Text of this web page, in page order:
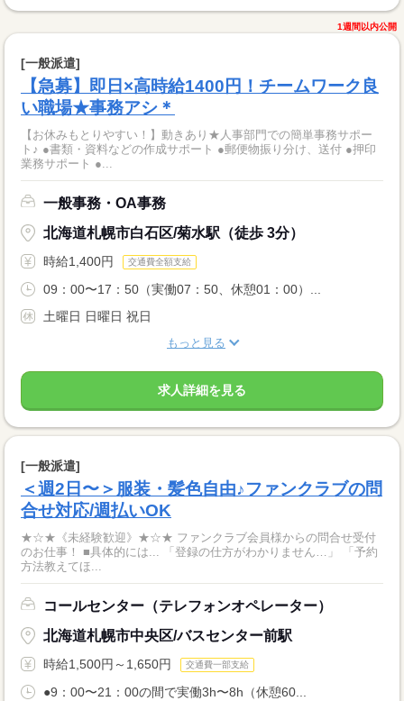
1週間以内公開
[一般派遣]
【急募】即日×高時給1400円！チームワーク良
い職場★事務アシ＊
【お休みもとりやすい！】動きあり★人事部門での簡単事務サポー
ト♪ ●書類・資料などの作成サポート ●郵便物振り分け、送付 ●押印
業務サポート ●...
一般事務・OA事務
北海道札幌市白石区/菊水駅（徒歩 3分）
時給1,400円 交通費全額支給
09：00〜17：50（実働07：50、休憩01：00）...
土曜日 日曜日 祝日
もっと見る
求人詳細を見る
[一般派遣]
＜週2日〜＞服装・髪色自由♪ファンクラブの問
合せ対応/週払いOK
★☆★《未経験歓迎》★☆★ ファンクラブ会員様からの問合せ受付
のお仕事！ ■具体的には... 「登録の仕方がわかりません…」 「予約
方法教えてほ...
コールセンター（テレフォンオペレーター）
北海道札幌市中央区/バスセンター前駅
時給1,500円～1,650円 交通費一部支給
●9：00〜21：00の間で実働3h〜8h（休憩60...